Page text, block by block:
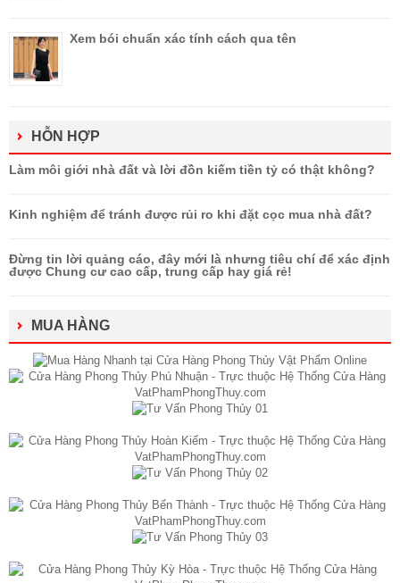
Xem bói chuẩn xác tính cách qua tên
HỖN HỢP
Làm môi giới nhà đất và lời đồn kiếm tiền tỷ có thật không?
Kinh nghiệm để tránh được rủi ro khi đặt cọc mua nhà đất?
Đừng tin lời quảng cáo, đây mới là nhưng tiêu chí để xác định
được Chung cư cao cấp, trung cấp hay giá rẻ!
MUA HÀNG